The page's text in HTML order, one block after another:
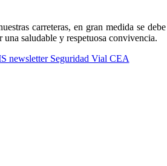
carreteras, en gran medida se
saludable y respetuosa convivencia.